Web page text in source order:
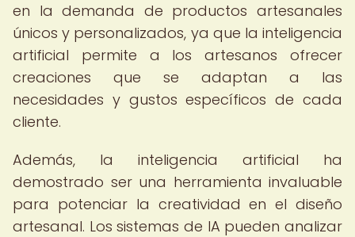
en la demanda de productos artesanales
únicos y personalizados, ya que la inteligencia
artificial permite a los artesanos ofrecer
creaciones que se adaptan a las
necesidades y gustos específicos de cada
cliente.
Además, la inteligencia artificial ha
demostrado ser una herramienta invaluable
para potenciar la creatividad en el diseño
artesanal. Los sistemas de IA pueden analizar